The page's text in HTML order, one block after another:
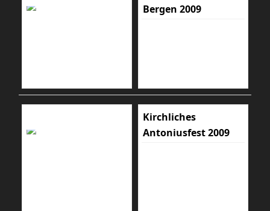
Bergen 2009
Kirchliches
Antoniusfest 2009